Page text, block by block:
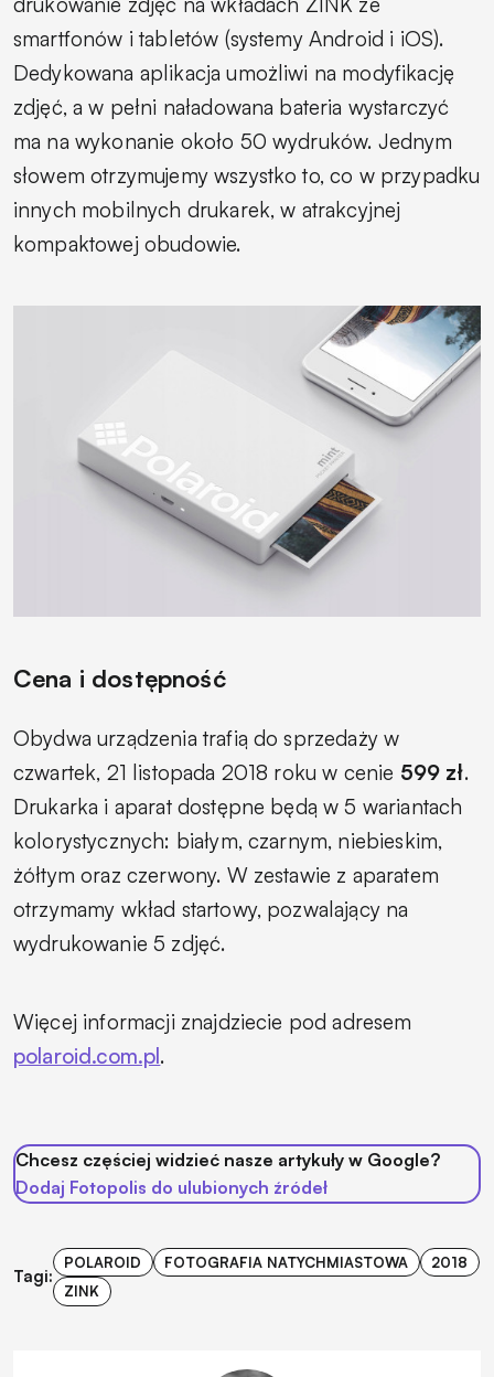
smartfonów i tabletów (systemy Android i iOS).
Dedykowana aplikacja umożliwi na modyfikację
zdjęć, a w pełni naładowana bateria wystarczyć
ma na wykonanie około 50 wydruków. Jednym
słowem otrzymujemy wszystko to, co w przypadku
innych mobilnych drukarek, w atrakcyjnej
kompaktowej obudowie.
Cena i dostępność
Obydwa urządzenia trafią do sprzedaży w
czwartek, 21 listopada 2018 roku w cenie 599 zł.
Drukarka i aparat dostępne będą w 5 wariantach
kolorystycznych: białym, czarnym, niebieskim,
żółtym oraz czerwony. W zestawie z aparatem
otrzymamy wkład startowy, pozwalający na
wydrukowanie 5 zdjęć.
Więcej informacji znajdziecie pod adresem
polaroid.com.pl.
Chcesz częściej widzieć nasze artykuły w Google?
Dodaj Fotopolis do ulubionych źródeł
Tagi:
POLAROID FOTOGRAFIA NATYCHMIASTOWA
2018
ZINK